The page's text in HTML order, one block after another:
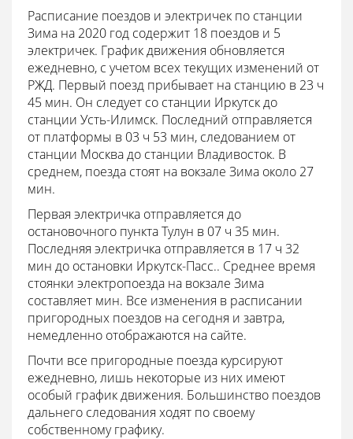
Расписание поездов и электричек по станции
Зима на 2020 год содержит 18 поездов и 5
электричек. График движения обновляется
ежедневно, с учетом всех текущих изменений от
РЖД. Первый поезд прибывает на станцию в 23 ч
45 мин. Он следует со станции Иркутск до
станции Усть-Илимск. Последний отправляется
от платформы в 03 ч 53 мин, следованием от
станции Москва до станции Владивосток. В
среднем, поезда стоят на вокзале Зима около 27
мин.
Первая электричка отправляется до
остановочного пункта Тулун в 07 ч 35 мин.
Последняя электричка отправляется в 17 ч 32
мин до остановки Иркутск-Пасс.. Среднее время
стоянки электропоезда на вокзале Зима
составляет мин. Все изменения в расписании
пригородных поездов на сегодня и завтра,
немедленно отображаются на сайте.
Почти все пригородные поезда курсируют
ежедневно, лишь некоторые из них имеют
особый график движения. Большинство поездов
дальнего следования ходят по своему
собственному графику.